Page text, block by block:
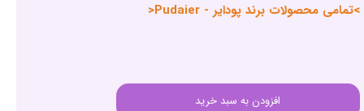
>تمامی محصولات برند پودایر - Pudaier<
افزودن به سبد خرید